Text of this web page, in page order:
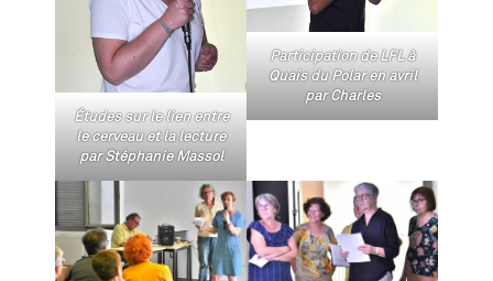
Études sur le lien entre
le cerveau et la lecture
par Stéphanie Massol
Participation de LFL à
Quais du Polar en avril
par Charles